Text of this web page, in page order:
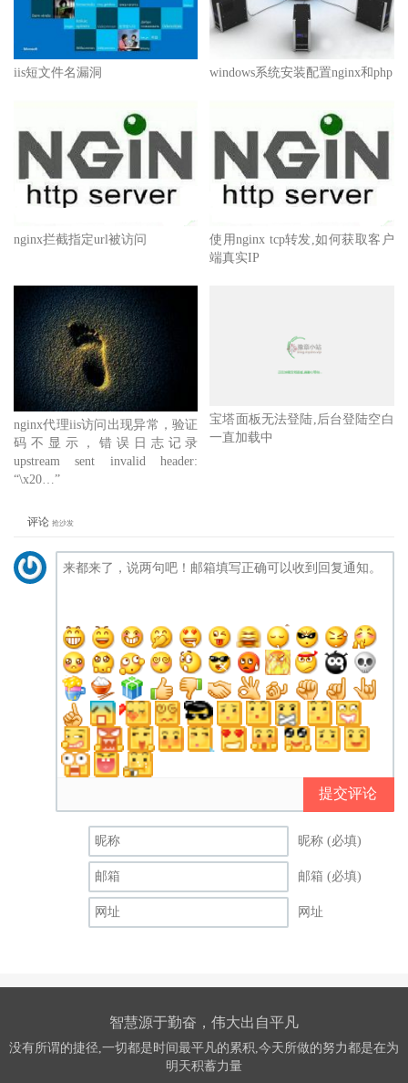
iis短文件名漏洞 windows系统安装配置nginx和php
nginx拦截指定url被访问
使用nginx tcp转发,如何获取客户
端真实IP
nginx代理iis访问出现异常，验证
码不显示，错误日志记录
upstream sent invalid header:
“\x20…”
宝塔面板无法登陆,后台登陆空白
一直加载中
评论 抢沙发
提交评论
昵称 (必填)
邮箱 (必填)
网址
智慧源于勤奋，伟大出自平凡
没有所谓的捷径,一切都是时间最平凡的累积,今天所做的努力都是在为
明天积蓄力量